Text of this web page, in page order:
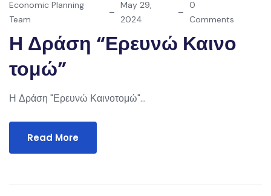
Economic Planning
Team
May 29,
2024
0
Comments
Η Δράση “Ερευνώ Καινο
Τομώ”
Η Δράση "Ερευνώ Καινοτομώ"...
Read More